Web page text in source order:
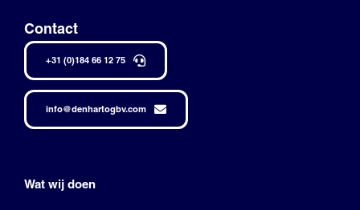
Contact
+31 (0)184 66 12 75
info@denhartogbv.com
Wat wij doen